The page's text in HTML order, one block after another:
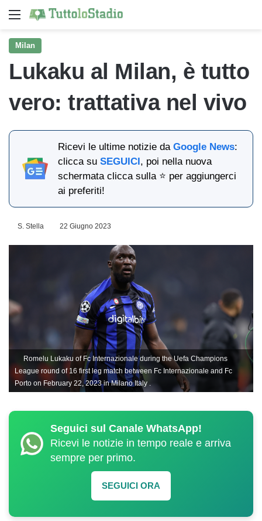
Menu
Milan
Lukaku al Milan, è tutto
vero: trattativa nel vivo
Ricevi le ultime notizie daGoogle News:
clicca suSEGUICI, poi nella nuova
schermata clicca sulla ⭐ per aggiungerci
ai preferiti!
S. Stella 22 Giugno 2023
Romelu Lukaku of Fc Internazionale during the Uefa Champions
League round of 16 first leg match between Fc Internazionale and Fc
Porto on February 22, 2023 in Milano Italy .
Seguici sul Canale WhatsApp!
Ricevi le notizie in tempo reale e arriva
sempre per primo.
SEGUICI ORA